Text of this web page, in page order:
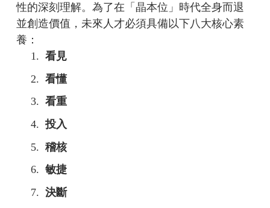
性的深刻理解。為了在「晶本位」時代全身而退
並創造價值，未來人才必須具備以下八大核心素
養：
1. 看見
2. 看懂
3. 看重
4. 投入
5. 稽核
6. 敏捷
7. 決斷